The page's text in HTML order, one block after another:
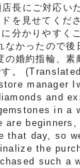
長にご対応い
を見せてくだ
分かりやすく
なかったので後
の婚約指輪、素
す。
manager
and
in a
are beginners,
that day, so
the
such a